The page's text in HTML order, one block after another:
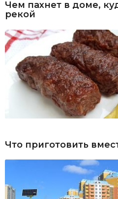
Чем пахнет в доме,
рекой
Что приготовить